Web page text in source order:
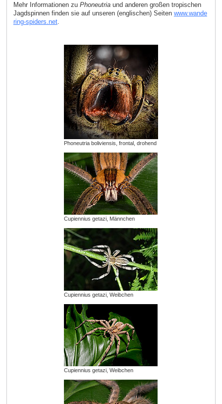
Mehr Informationen zu Phoneutria und anderen großen tropischen
Jagdspinnen finden sie auf unseren (englischen) Seiten www.wande
ring-spiders.net.
Phoneutria boliviensis, frontal, drohend
Cupiennius getazi, Männchen
Cupiennius getazi, Weibchen
Cupiennius getazi, Weibchen